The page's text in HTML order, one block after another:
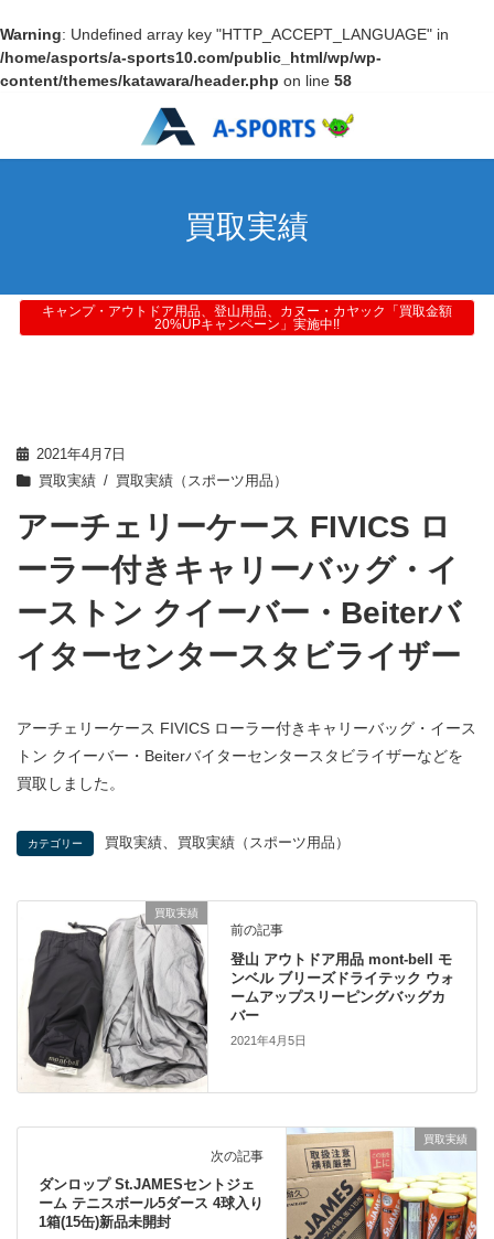
Warning: Undefined array key "HTTP_ACCEPT_LANGUAGE" in
/home/asports/a-sports10.com/public_html/wp/wp-
content/themes/katawara/header.php on line 58
買取実績
キャンプ・アウトドア用品、登山用品、カヌー・カヤック「買取金額
20%UPキャンペーン」実施中!!
2021年4月7日
買取実績
買取実績（スポーツ用品）
アーチェリーケース FIVICS ロ
ーラー付きキャリーバッグ・イ
ーストン クイーバー・Beiterバ
イターセンタースタビライザー
アーチェリーケース FIVICS ローラー付きキャリーバッグ・イース
トン クイーバー・Beiterバイターセンタースタビライザーなどを
買取しました。
カテゴリー 買取実績、 買取実績（スポーツ用品）
買取実績
前の記事
登山 アウトドア用品 mont-bell モ
ンベル ブリーズドライテック ウォ
ームアップスリーピングバッグカ
バー
2021年4月5日
買取実績
次の記事
ダンロップ St.JAMESセントジェ
ーム テニスボール5ダース 4球入り
1箱(15缶)新品未開封